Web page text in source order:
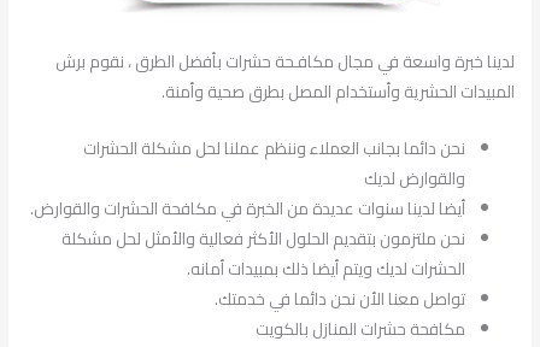
لدينا خبرة واسعة في مجال مكافـحة حشرات بأفضل الطرق ، نقوم برش
المبيدات الحشرية وأستخدام المصل بطرق صحية وأمنة.
نحن دائما بجانب العملاء وننظم عملنا لحل مشكلة الحشرات
والقوارض لديك
أيضا لدينا سنوات عديدة من الخبرة في مكافحة الحشرات والقوارض.
نحن ملتزمون بتقديم الحلول الأكثر فعالية والأمثل لحل مشكلة
الحشرات لديك ويتم أيضا ذلك بمبيدات أمانه.
تواصل معنا الأن نحن دائما في خدمتك.
مكافحة حشرات المنازل بالكويت